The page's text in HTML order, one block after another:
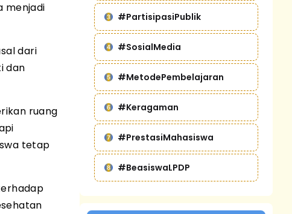
menjadi
dari
dan
ruang
tetap
#PartisipasiPublik
#SosialMedia
#MetodePembelajaran
#Keragaman
#PrestasiMahasiswa
#BeasiswaLPDP